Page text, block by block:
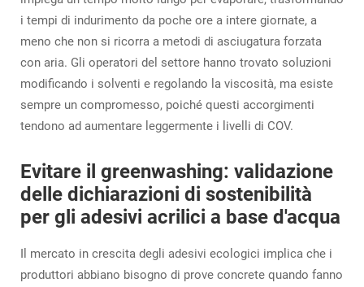
i tempi di indurimento da poche ore a intere giornate, a
meno che non si ricorra a metodi di asciugatura forzata
con aria. Gli operatori del settore hanno trovato soluzioni
modificando i solventi e regolando la viscosità, ma esiste
sempre un compromesso, poiché questi accorgimenti
tendono ad aumentare leggermente i livelli di COV.
Evitare il greenwashing: validazione
delle dichiarazioni di sostenibilità
per gli adesivi acrilici a base d'acqua
Il mercato in crescita degli adesivi ecologici implica che i
produttori abbiano bisogno di prove concrete quando fanno